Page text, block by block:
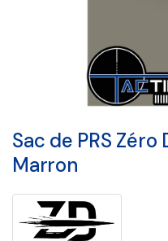
Sac de PRS
Marron